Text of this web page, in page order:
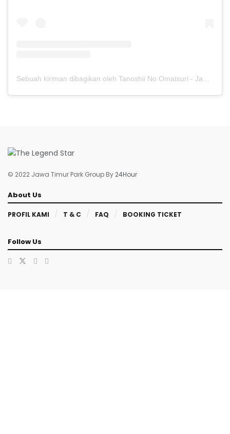
Sebuah kiriman dibagikan oleh Tanoshii No Omatsuri - Jawa Timur Park 3 (@tanoshiinoomatsuri)
© 2022 Jawa Timur Park Group By 24Hour
About Us
PROFIL KAMI T & C FAQ BOOKING TICKET
Follow Us